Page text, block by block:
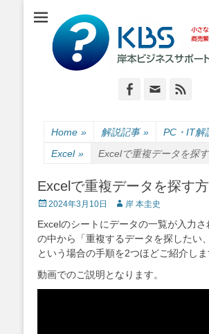
岸本
小さな会社・小さなお店のIT経営をナビゲ
Facebook
Email
Home » 解説記事 » PC・IT解
Excel » Excelで重複データを探
Excelで重複データを探す
Posted
2024年3月10日 Author
岸 本圭史
Excelのシートにデータの一覧が入力さ
の中から「重複するデータを探したい
という場合の手順を2つほどご紹介しま
動画でのご説明となります。